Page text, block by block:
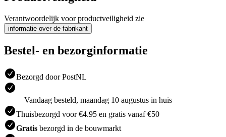
Verantwoordelijk voor productveiligheid zie
informatie over de fabrikant
Bestel- en bezorginformatie
Bezorgd door PostNL
Vandaag besteld, maandag 10 augustus in huis
Thuisbezorgd voor €4.95 en gratis vanaf €50
Gratis bezorgd in de bouwmarkt